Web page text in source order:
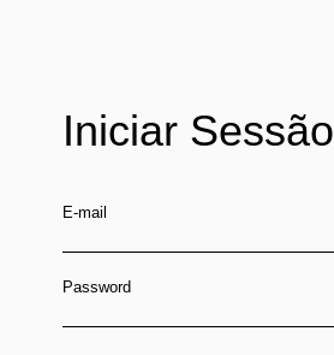
Iniciar Sessão
E-mail
Password